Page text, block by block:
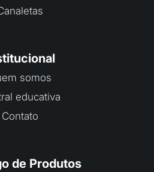
somos
educativa
Contato
de Produtos